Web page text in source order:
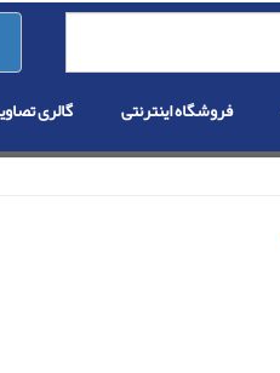
فروشگاه اینترنتی گالری